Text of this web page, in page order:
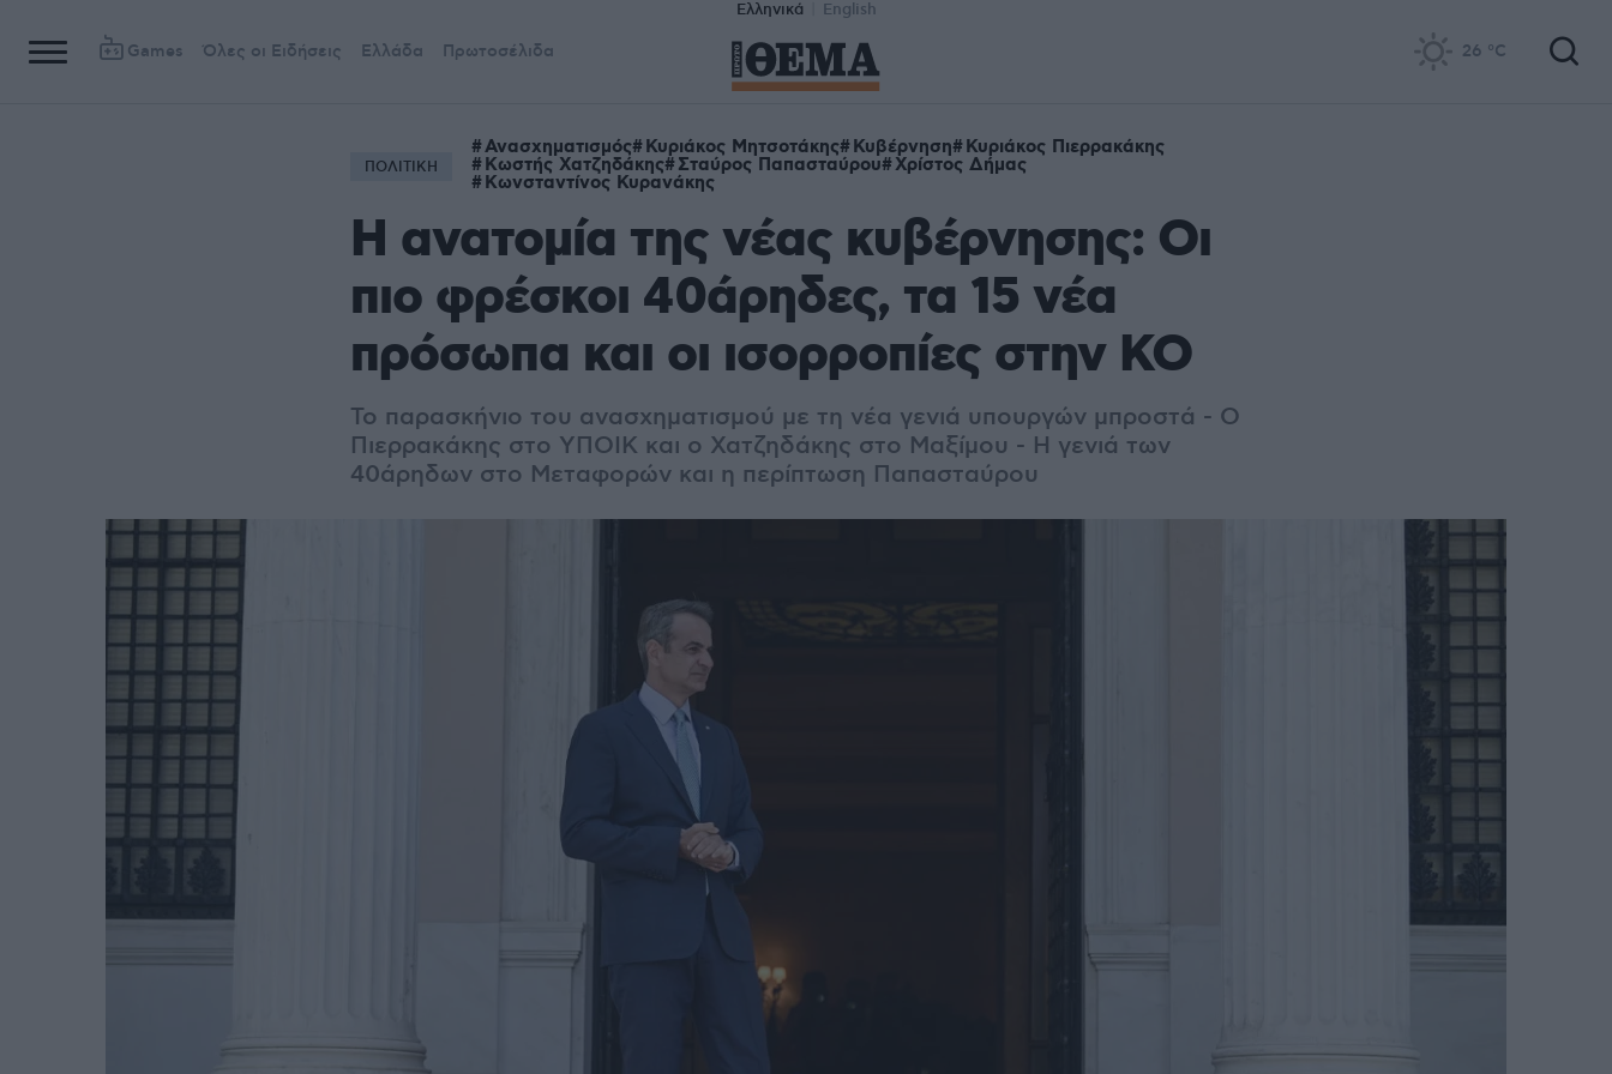
Ελληνικά English
Games Όλες οι Ειδήσεις Ελλάδα Πρωτοσέλιδα 26 °C
ΠΟΛΙΤΙΚΗ
Ανασχηματισμός Κυριάκος Μητσοτάκης Κυβέρνηση Κυριάκος Πιερρακάκης
Κωστής Χατζηδάκης Σταύρος Παπασταύρου Χρίστος Δήμας
Κωνσταντίνος Κυρανάκης
Η ανατομία της νέας κυβέρνησης: Οι
πιο φρέσκοι 40άρηδες, τα 15 νέα
πρόσωπα και οι ισορροπίες στην ΚΟ
Το παρασκήνιο του ανασχηματισμού με τη νέα γενιά υπουργών μπροστά - Ο
Πιερρακάκης στο ΥΠΟΙΚ και ο Χατζηδάκης στο Μαξίμου - Η γενιά των
40άρηδων στο Μεταφορών και η περίπτωση Παπασταύρου